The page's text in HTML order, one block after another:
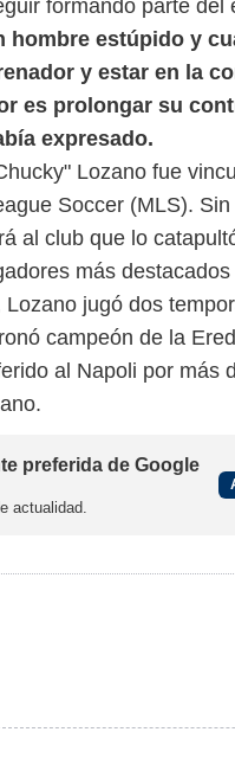
formando parte del
hombre estúpido y
y estar en la
es prolongar su
expresado.
Lozano fue
Soccer (MLS).
al club que lo
más
jugó dos
campeón de la
al Napoli por más
preferida de Google
actualidad.